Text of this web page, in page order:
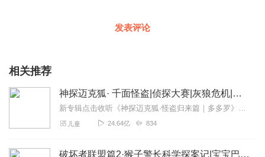
发表评论
相关推荐
神探迈克狐· 千面怪盗|侦探大赛|灰狼危机|多多罗
新专辑点击收听《神探迈克狐·怪盗归来篇｜多多罗》！！！>>>点击进入主播橱窗购买《神探迈克狐》系列图书吧!<<<多多罗故事【点击前往】收听多多罗其他好玩有趣的故...
儿童 24.64亿 834
破坏者联盟篇2·猴子警长科学探案记|宝宝巴士故事